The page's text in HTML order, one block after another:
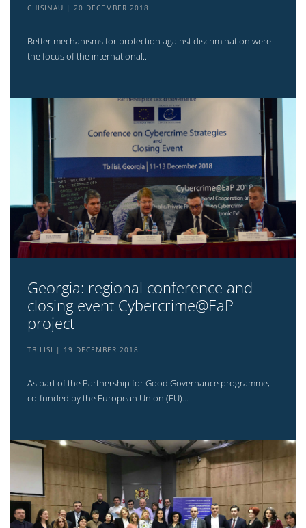
CHISINAU 20 DECEMBER 2018
Better mechanisms for protection against discrimination were
the focus of the international...
Georgia: regional conference and
closing event Cybercrime@EaP
project
TBILISI 19 DECEMBER 2018
As part of the Partnership for Good Governance programme,
co-funded by the European Union (EU)...